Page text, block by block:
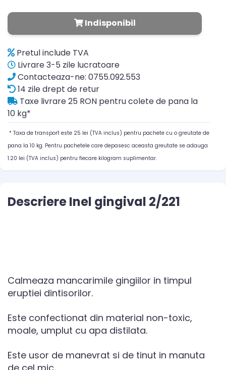
Indisponibil
Pretul include TVA
Livrare 3-5 zile lucratoare
Contacteaza-ne: 0755.092.553
14 zile drept de retur
Taxe livrare 25 RON pentru colete de pana la
10 kg*
* Taxa de transport este 25 lei (TVA inclus) pentru pachete cu o greutate de
pana la 10 kg. Pentru pachetele care depasesc aceasta greutate se adauga
1.20 lei (TVA inclus) pentru fiecare kilogram suplimentar.
Descriere Inel gingival 2/221
Calmeaza mancarimile gingiilor in timpul
eruptiei dintisorilor.
Este confectionat din material non-toxic,
moale, umplut cu apa distilata.
Este usor de manevrat si de tinut in manuta